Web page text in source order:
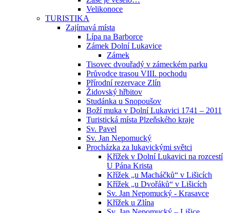
Velikonoce
TURISTIKA
Zajímavá místa
Lípa na Barborce
Zámek Dolní Lukavice
Zámek
Tisovec dvouřadý v zámeckém parku
Průvodce trasou VIII. pochodu
Přírodní rezervace Zlín
Židovský hřbitov
Studánka u Snopoušov
Boží muka v Dolní Lukavici 1741 – 2011
Turistická místa Plzeňského kraje
Sv. Pavel
Sv. Jan Nepomucký
Procházka za lukavickými světci
Křížek v Dolní Lukavici na rozcestí
U Pána Krista
Křížek „u Macháčků“ v Lišicích
Křížek „u Dvořáků“ v Lišicích
Sv. Jan Nepomucký - Krasavce
Křížek u Zlína